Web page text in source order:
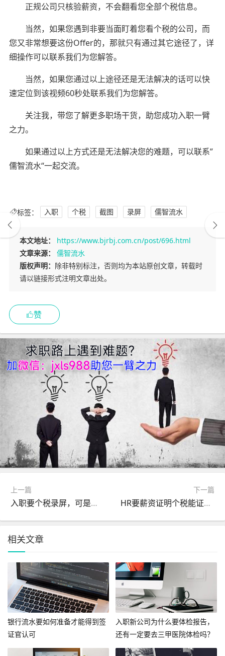
正规公司只核验薪资，不会翻看您全部个税信息。
当然，如果您遇到非要当面盯着您看个税的公司，而
您又非常想要这份Offer的，那就只有通过其它途径了，详
细操作可以联系我们为您解答。
当然，如果您通过以上途径还是无法解决的话可以快
速定位到该视频60秒处联系我们为您解答。
关注我，带您了解更多职场干货，助您成功入职一臂
之力。
如果通过以上方式还是无法解决您的难题，可以联系”
儒智流水“一起交流。
标签： 入职 个税 截图 录屏 儒智流水
本文地址：
https://www.bjrbj.com.cn/post/696.html
文章来源：
儒智流水
版权声明： 除非特别标注，否则均为本站原创文章，转载时
请以链接形式注明文章出处。
赞
上一篇
入职要个税录屏，可是个人所得税怎么弄录屏呢？
下一篇
HR要薪资证明个税能证明你的工资吗？
相关文章
银行流水要如何准备才能得到签
证官认可
入职新公司为什么要体检报告，
还有一定要去三甲医院体检吗？